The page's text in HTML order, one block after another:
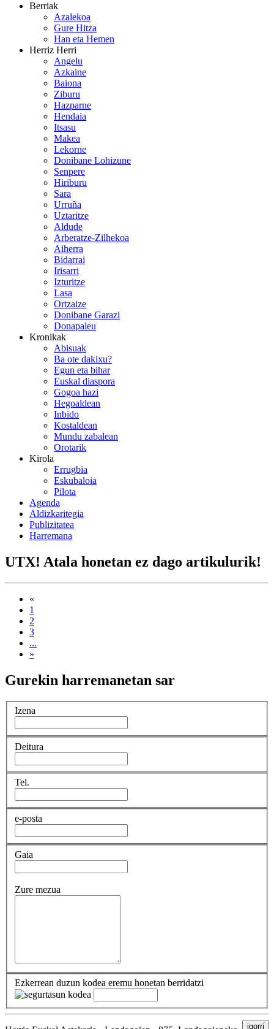
Berriak
Azalekoa
Gure Hitza
Han eta Hemen
Herriz Herri
Angelu
Azkaine
Baiona
Ziburu
Hazparne
Hendaia
Itsasu
Makea
Lekorne
Donibane Lohizune
Senpere
Hiriburu
Sara
Urruña
Uztaritze
Aldude
Arberatze-Zilhekoa
Aiherra
Bidarrai
Irisarri
Izturitze
Lasa
Ortzaize
Donibane Garazi
Donapaleu
Kronikak
Abisuak
Ba ote dakixu?
Egun eta bihar
Euskal diaspora
Gogoa hazi
Hegoaldean
Inbido
Kostaldean
Mundu zabalean
Orotarik
Kirola
Errugbia
Eskubaloia
Pilota
Agenda
Aldizkaritegia
Publizitatea
Harremana
UTX! Atala honetan ez dago artikulurik!
«
1
2
3
...
»
Gurekin harremanetan sar
Izena
Deitura
Tel.
e-posta
Gaia
Zure mezua
Ezkerrean duzun kodea eremu honetan berridatzi
igorri